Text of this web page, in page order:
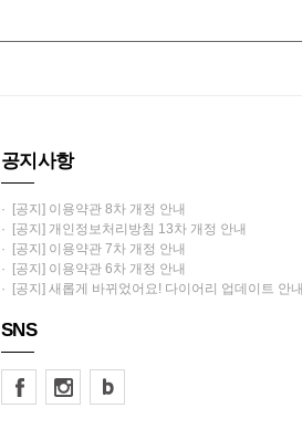
공지사항
· [공지] 이용약관 8차 개정 안내
· [공지] 개인정보처리방침 13차 개정 안내
· [공지] 이용약관 7차 개정 안내
· [공지] 이용약관 6차 개정 안내
· [공지] 새롭게 바뀌었어요! 다이어리 업데이트 안내
SNS